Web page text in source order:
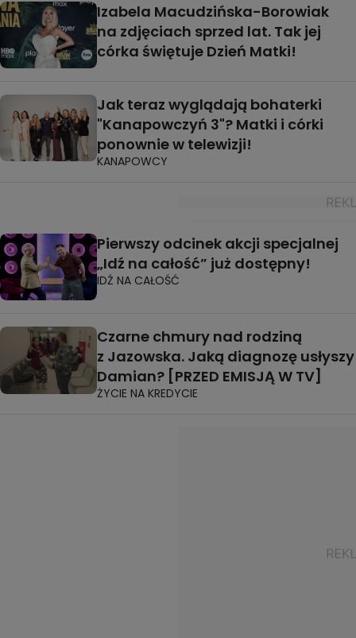
Izabela Macudzińska-Borowiak
na zdjęciach sprzed lat. Tak jej
córka świętuje Dzień Matki!
Jak teraz wyglądają bohaterki
"Kanapowczyń 3"? Matki i córki
ponownie w telewizji!
KANAPOWCY
Pierwszy odcinek akcji specjalnej
„Idź na całość” już dostępny!
IDŹ NA CAŁOŚĆ
Czarne chmury nad rodziną
z Jazowska. Jaką diagnozę usłyszy
Damian? [PRZED EMISJĄ W TV]
ŻYCIE NA KREDYCIE